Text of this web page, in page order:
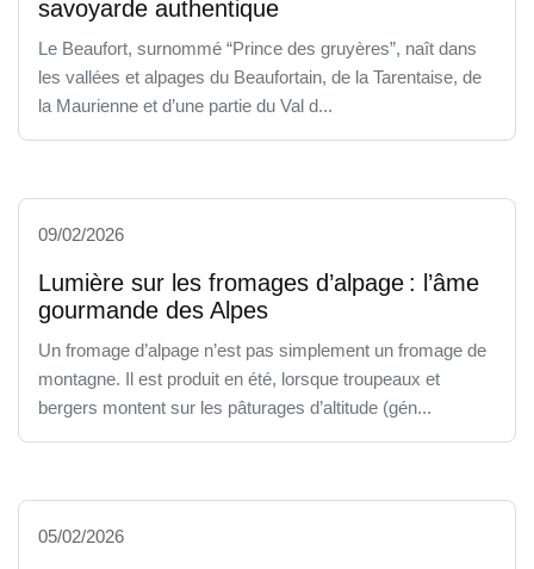
savoyarde authentique
Le Beaufort, surnommé “Prince des gruyères”, naît dans
les vallées et alpages du Beaufortain, de la Tarentaise, de
la Maurienne et d’une partie du Val d...
09/02/2026
Lumière sur les fromages d’alpage : l’âme
gourmande des Alpes
Un fromage d’alpage n’est pas simplement un fromage de
montagne. Il est produit en été, lorsque troupeaux et
bergers montent sur les pâturages d’altitude (gén...
05/02/2026